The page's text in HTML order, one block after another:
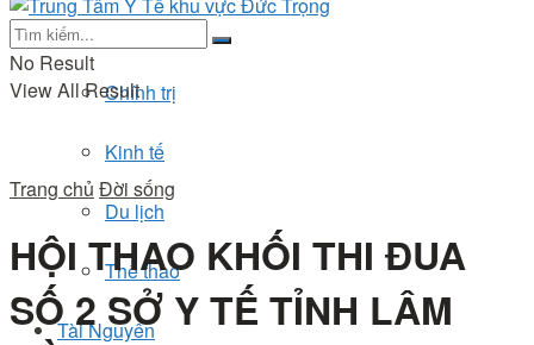
Chính trị
Kinh tế
Du lịch
Thể thao
Tài Nguyên
No Result
View All Result
Trang chủ Đời sống
HỘI THAO KHỐI THI ĐUA
SỐ 2 SỞ Y TẾ TỈNH LÂM